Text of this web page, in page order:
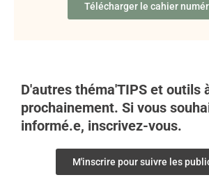
Télécharger le cahier
D'autres théma'TIPS et outils
prochainement. Si vous
informé.e, inscrivez-vous.
M'inscrire pour suivre les